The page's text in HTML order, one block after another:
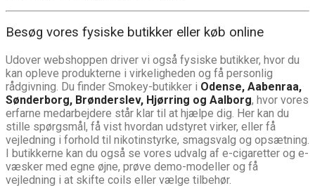
Besøg vores fysiske butikker eller køb online
Udover webshoppen driver vi også fysiske butikker, hvor du
kan opleve produkterne i virkeligheden og få personlig
rådgivning. Du finder Smokey-butikker i Odense, Aabenraa,
Sønderborg, Brønderslev, Hjørring og Aalborg, hvor vores
erfarne medarbejdere står klar til at hjælpe dig. Her kan du
stille spørgsmål, få vist hvordan udstyret virker, eller få
vejledning i forhold til nikotinstyrke, smagsvalg og opsætning.
I butikkerne kan du også se vores udvalg af e-cigaretter og e-
væsker med egne øjne, prøve demo-modeller og få
vejledning i at skifte coils eller vælge tilbehør.